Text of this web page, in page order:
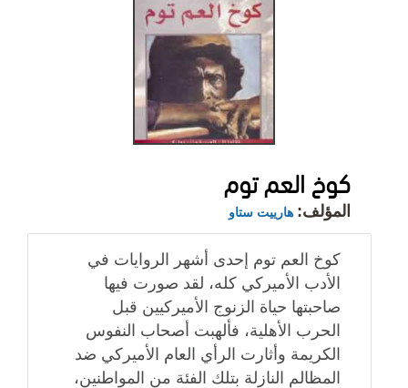
كوخ العم توم
المؤلف: هارييت ستاو
كوخ العم توم إحدى أشهر الروايات في
الأدب الأميركي كله، لقد صورت فيها
صاحبتها حياة الزنوج الأميركيين قبل
الحرب الأهلية، فألهبت أصحاب النفوس
الكريمة وأثارت الرأي العام الأميركي ضد
المظالم النازلة بتلك الفئة من المواطنين،